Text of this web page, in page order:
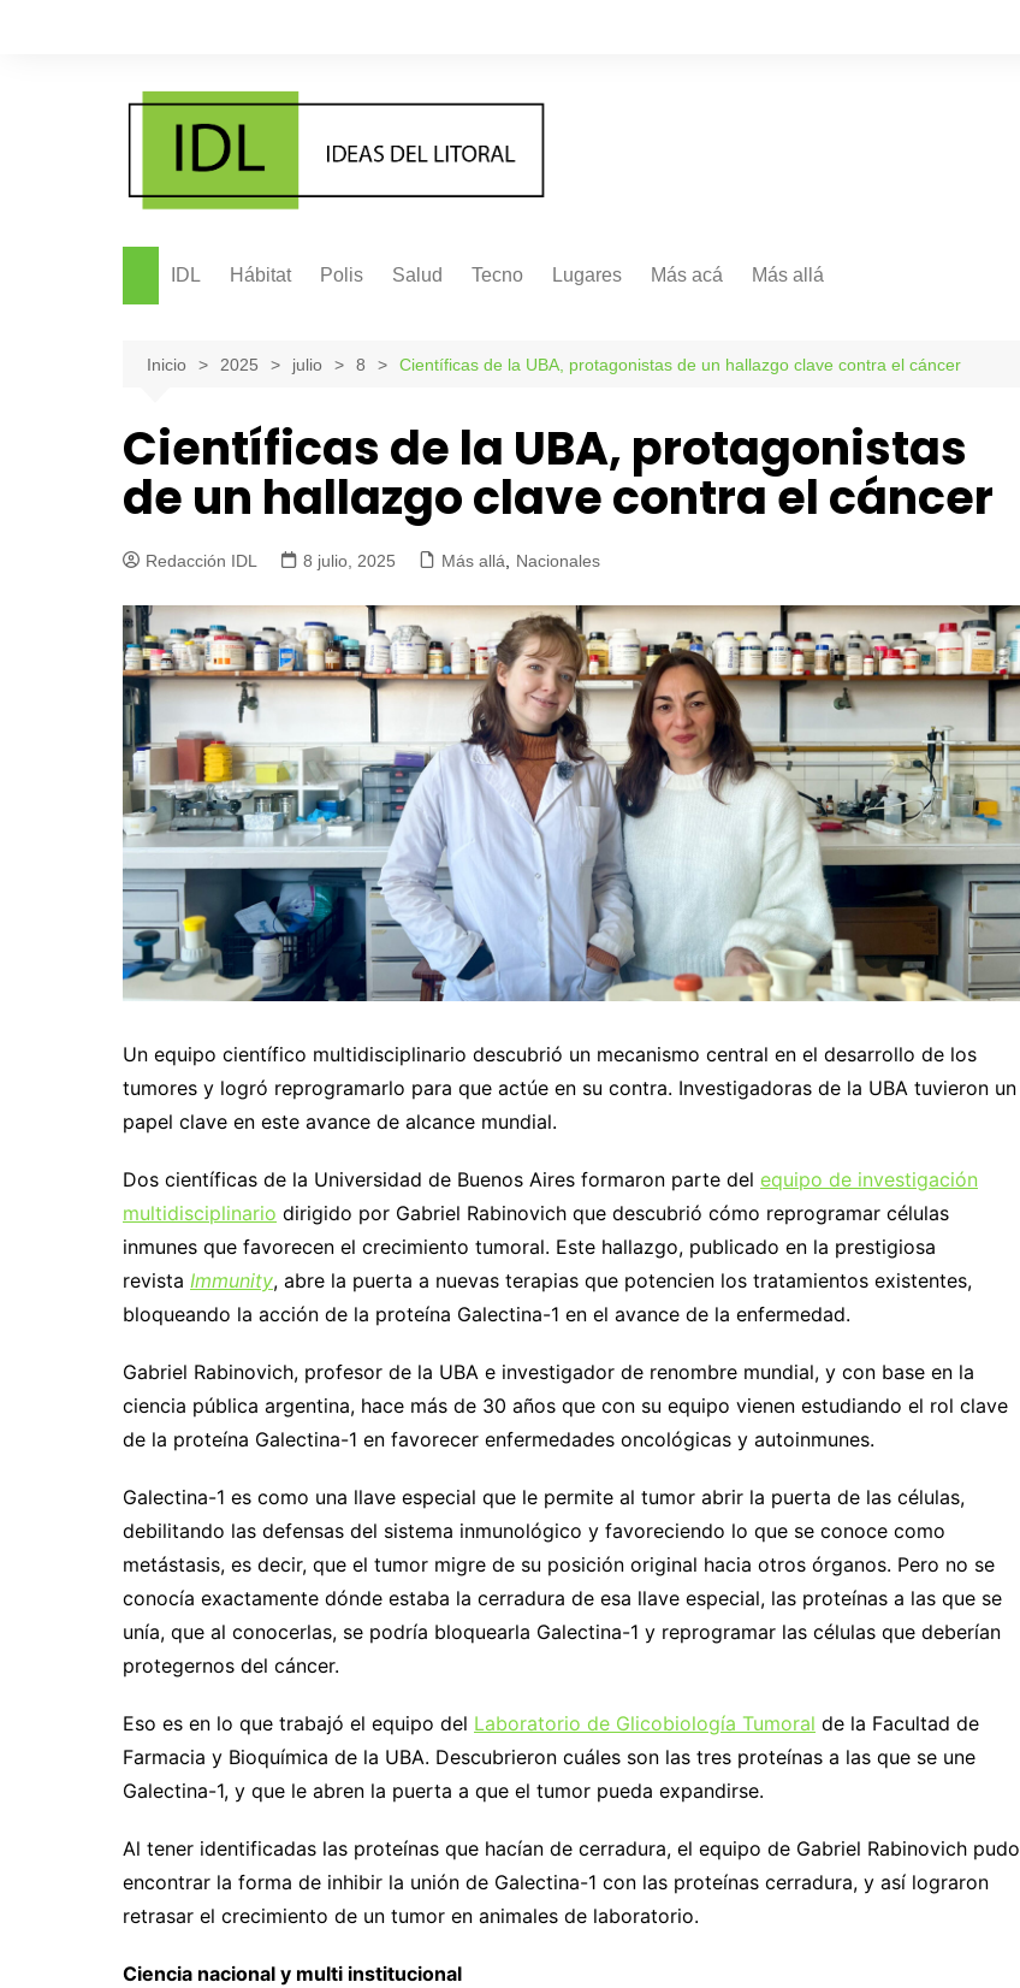
IDL Hábitat Polis Salud Tecno Lugares Más acá Más allá
Internacionales Más allá
Inicio 2025 julio 8 Científicas de la UBA, protagonistas de un hallazgo clave contra el cáncer
Científicas de la UBA, protagonistas
de un hallazgo clave contra el cáncer
Redacción IDL 8 julio, 2025 Más allá, Nacionales
Un equipo científico multidisciplinario descubrió un mecanismo central en el desarrollo de los
tumores y logró reprogramarlo para que actúe en su contra. Investigadoras de la UBA tuvieron un
papel clave en este avance de alcance mundial.
Dos científicas de la Universidad de Buenos Aires formaron parte del equipo de investigación
multidisciplinario dirigido por Gabriel Rabinovich que descubrió cómo reprogramar células
inmunes que favorecen el crecimiento tumoral. Este hallazgo, publicado en la prestigiosa
revista Immunity, abre la puerta a nuevas terapias que potencien los tratamientos existentes,
bloqueando la acción de la proteína Galectina-1 en el avance de la enfermedad.
Gabriel Rabinovich, profesor de la UBA e investigador de renombre mundial, y con base en la
ciencia pública argentina, hace más de 30 años que con su equipo vienen estudiando el rol clave
de la proteína Galectina-1 en favorecer enfermedades oncológicas y autoinmunes.
Galectina-1 es como una llave especial que le permite al tumor abrir la puerta de las células,
debilitando las defensas del sistema inmunológico y favoreciendo lo que se conoce como
metástasis, es decir, que el tumor migre de su posición original hacia otros órganos. Pero no se
conocía exactamente dónde estaba la cerradura de esa llave especial, las proteínas a las que se
unía, que al conocerlas, se podría bloquearla Galectina-1 y reprogramar las células que deberían
protegernos del cáncer.
Eso es en lo que trabajó el equipo del Laboratorio de Glicobiología Tumoral de la Facultad de
Farmacia y Bioquímica de la UBA. Descubrieron cuáles son las tres proteínas a las que se une
Galectina-1, y que le abren la puerta a que el tumor pueda expandirse.
Al tener identificadas las proteínas que hacían de cerradura, el equipo de Gabriel Rabinovich pudo
encontrar la forma de inhibir la unión de Galectina-1 con las proteínas cerradura, y así lograron
retrasar el crecimiento de un tumor en animales de laboratorio.
Ciencia nacional y multi institucional